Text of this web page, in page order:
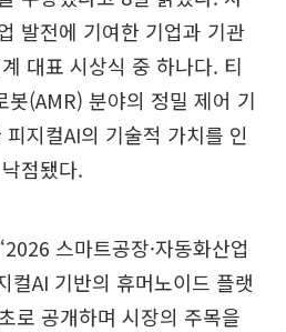
발전에 기여한 기업과 기관
대표 시상식 중 하나다. 티
봇(AMR) 분야의 정밀 제어 기
지컬AI의 기술적 가치를 인
점됐다.
스마트공장·자동화산업
컬AI 기반의 휴머노이드 플랫
로 공개하며 시장의 주목을